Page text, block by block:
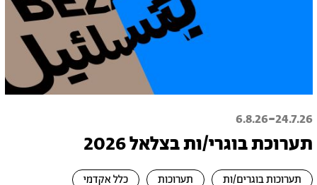
24.7.26
-
6.8.26
תערוכת בוגרי/ות בצלאל 2026
תערוכות בוגרים/ות תערוכות כלל אקדמי